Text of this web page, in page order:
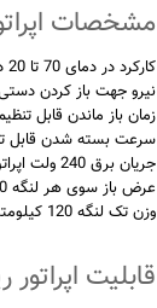
مشخصات
کارکرد در دمای 70 تا 20 درجه سانتی گراد
نیرو جهت باز کردن دستی 50
زمان باز ماندن قابل تنظیم 15 تا 50 متر بر
سرعت بسته شدن قابل تنظیم 10 تا 40 متر
جریان برق 240 ولت اپراتور ریلی درب شیشه ای
عرض باز سوی هر لنگه 1250 میلیمتر
وزن تک لنگه 120 کیلومتر
قابلیت